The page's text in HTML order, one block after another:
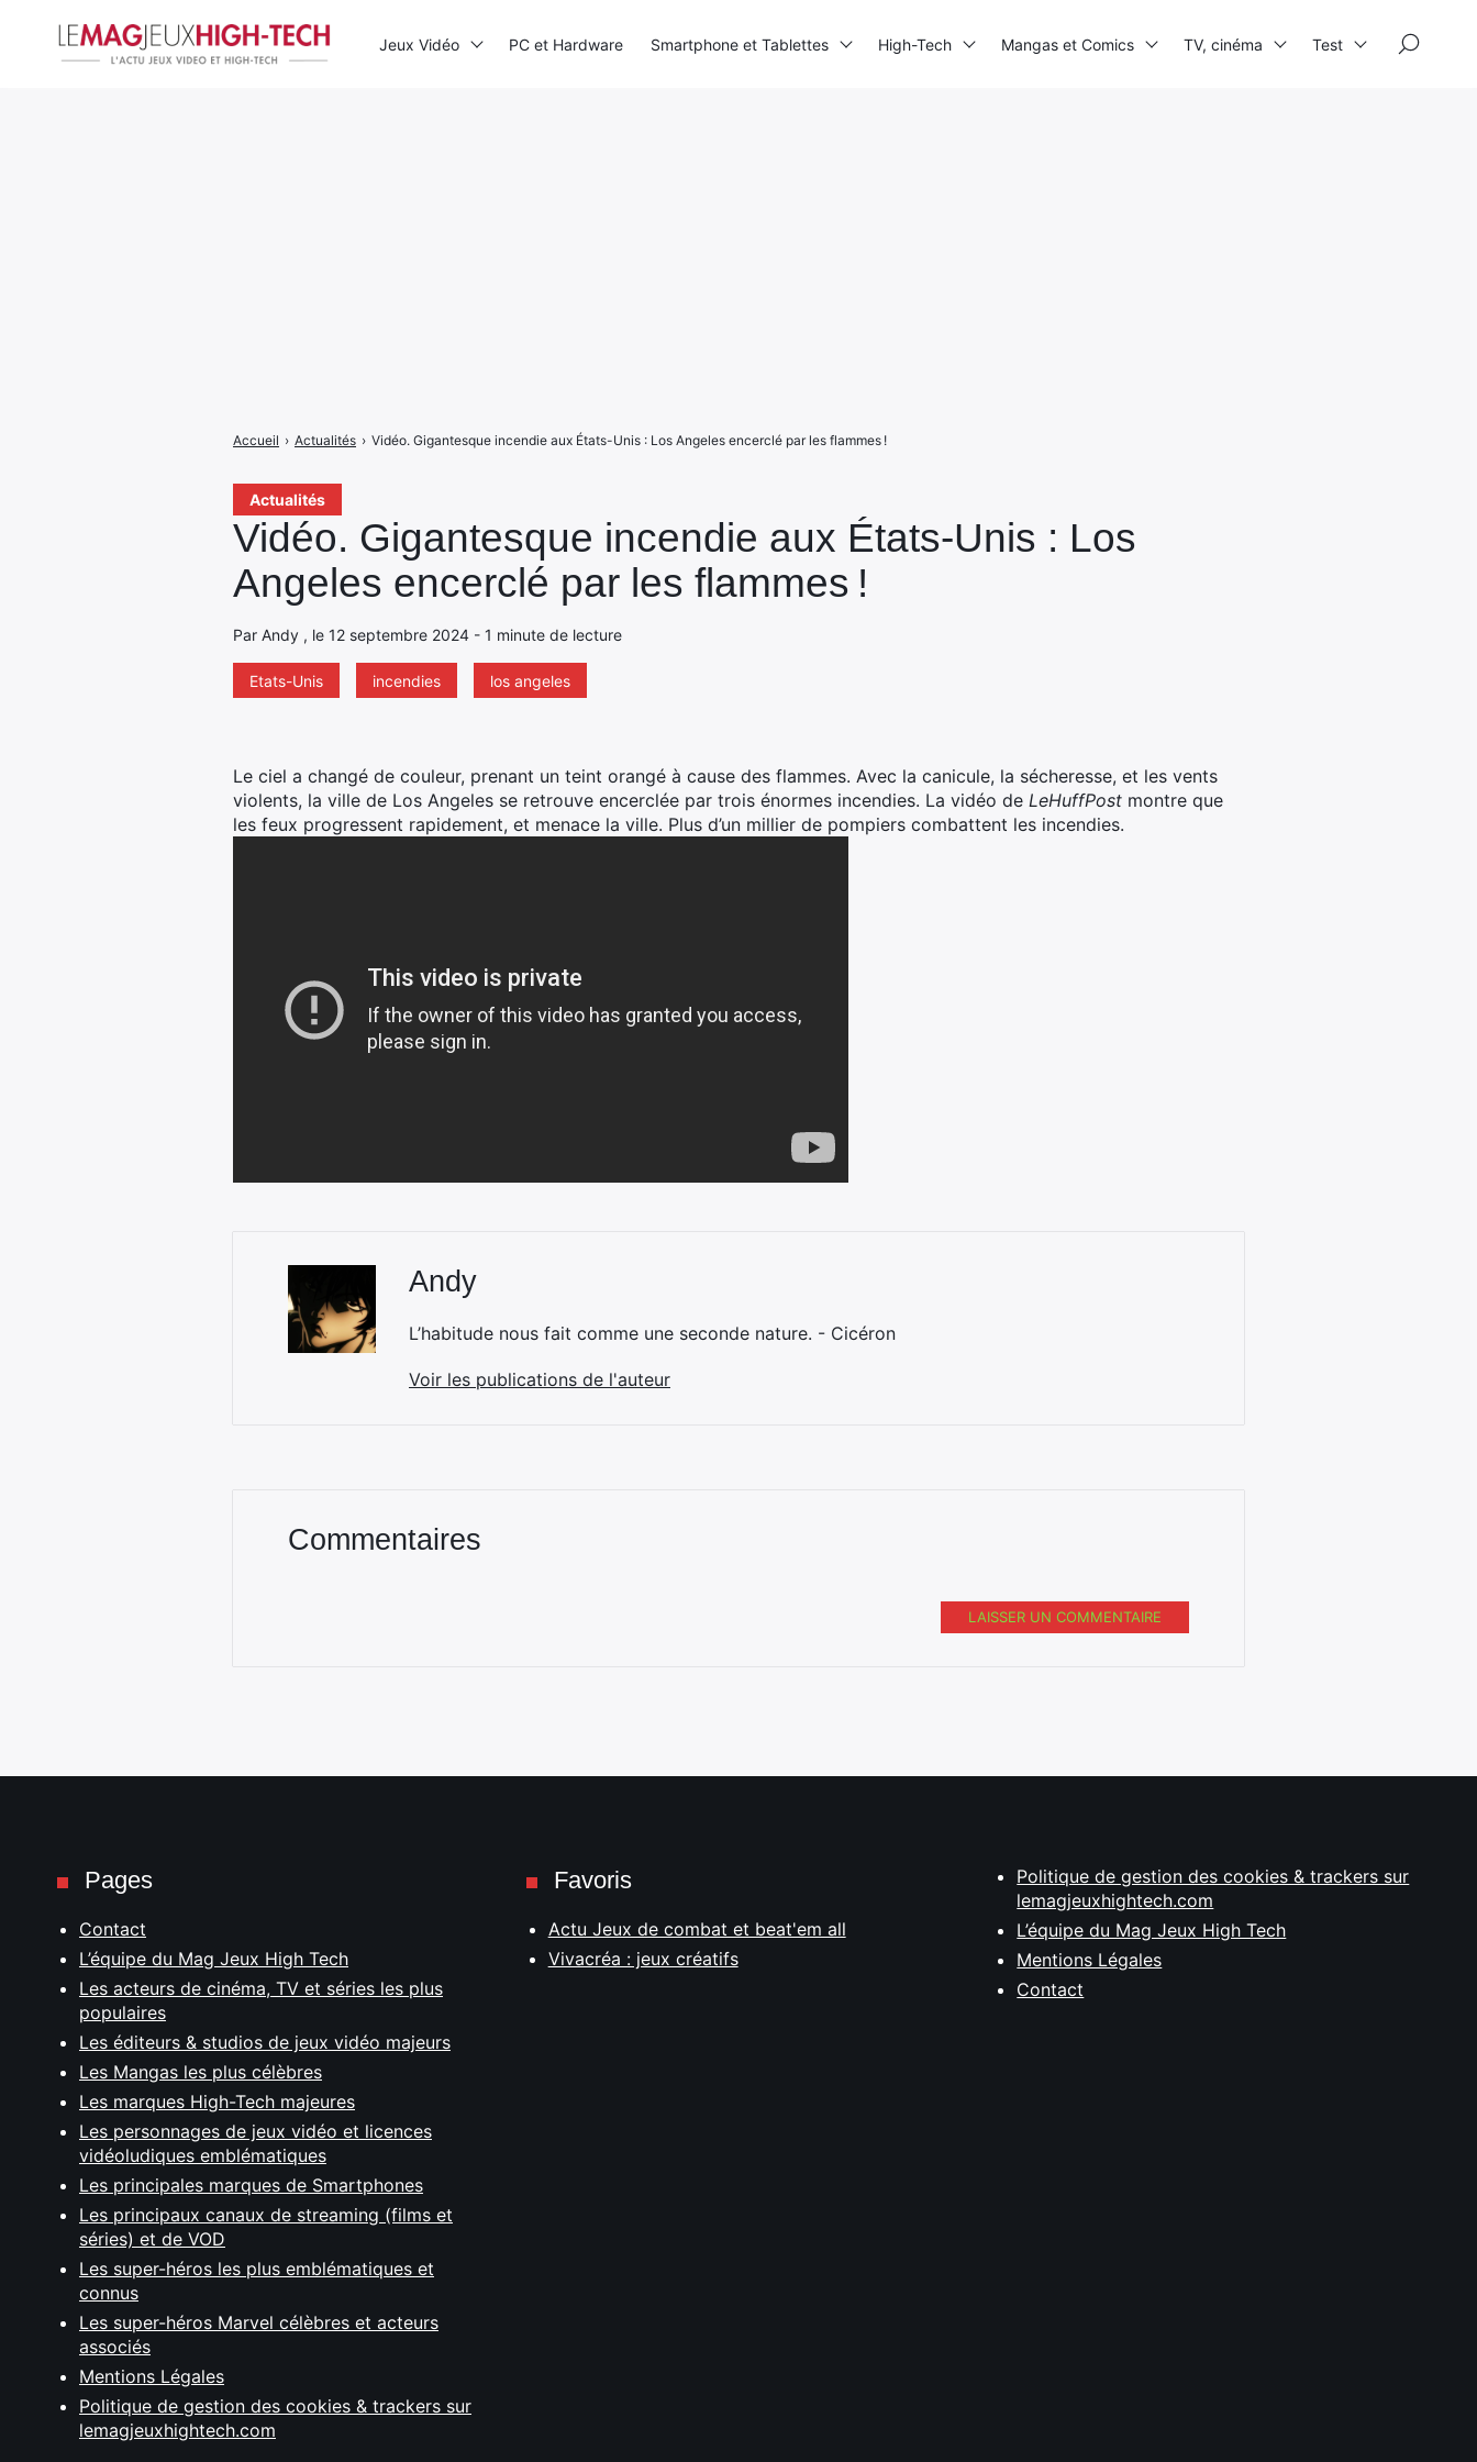
Actualités
Vidéo. Gigantesque incendie aux États-Unis : Los
Angeles encerclé par les flammes !
Par Andy , le 12 septembre 2024 - 1 minute de lecture
Etats-Unis incendies los angeles
Accueil › Actualités › Vidéo. Gigantesque incendie aux États-Unis : Los Angeles encerclé par les flammes !
Le ciel a changé de couleur, prenant un teint orangé à cause des flammes. Avec la canicule, la sécheresse, et les vents
violents, la ville de Los Angeles se retrouve encerclée par trois énormes incendies. La vidéo de LeHuffPost montre que
les feux progressent rapidement, et menace la ville. Plus d’un millier de pompiers combattent les incendies.
Andy
L’habitude nous fait comme une seconde nature. - Cicéron
Voir les publications de l'auteur
Commentaires
LAISSER UN COMMENTAIRE
Jeux Vidéo PC et Hardware Smartphone et Tablettes High-Tech Mangas et Comics TV, cinéma Test
Pages
Contact
L’équipe du Mag Jeux High Tech
Les acteurs de cinéma, TV et séries les plus
populaires
Les éditeurs & studios de jeux vidéo majeurs
Les Mangas les plus célèbres
Les marques High-Tech majeures
Les personnages de jeux vidéo et licences
vidéoludiques emblématiques
Les principales marques de Smartphones
Les principaux canaux de streaming (films et
séries) et de VOD
Les super-héros les plus emblématiques et
connus
Les super-héros Marvel célèbres et acteurs
associés
Mentions Légales
Politique de gestion des cookies & trackers sur
lemagjeuxhightech.com
Favoris
Actu Jeux de combat et beat'em all
Vivacréa : jeux créatifs
Politique de gestion des cookies & trackers sur
lemagjeuxhightech.com
L’équipe du Mag Jeux High Tech
Mentions Légales
Contact